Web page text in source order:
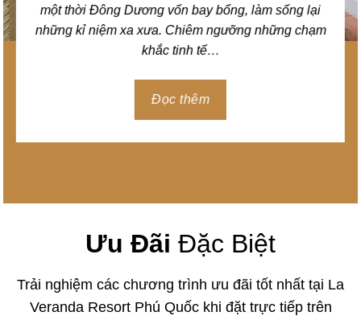
một thời Đông Dương vốn bay bổng, làm sống lại
những kỉ niệm xa xưa. Chiêm ngưỡng những chạm
khắc tinh tế…
Đọc thêm
Ưu Đãi Đặc Biệt
Trải nghiệm các chương trình ưu đãi tốt nhất tại La
Veranda Resort Phú Quốc khi đặt trực tiếp trên